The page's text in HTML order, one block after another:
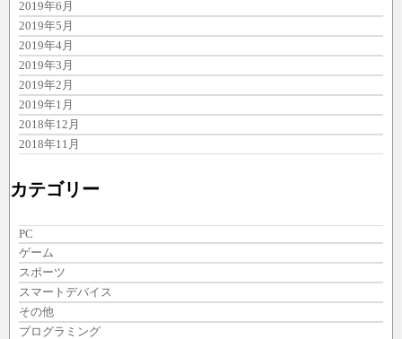
2019年6月
2019年5月
2019年4月
2019年3月
2019年2月
2019年1月
2018年12月
2018年11月
カテゴリー
PC
ゲーム
スポーツ
スマートデバイス
その他
プログラミング